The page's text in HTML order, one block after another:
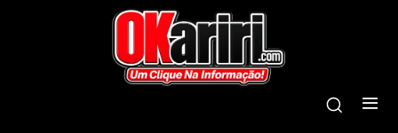
criança fortaleza
tiro